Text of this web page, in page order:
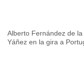
Alberto Fernández de
Yáñez en la gira a